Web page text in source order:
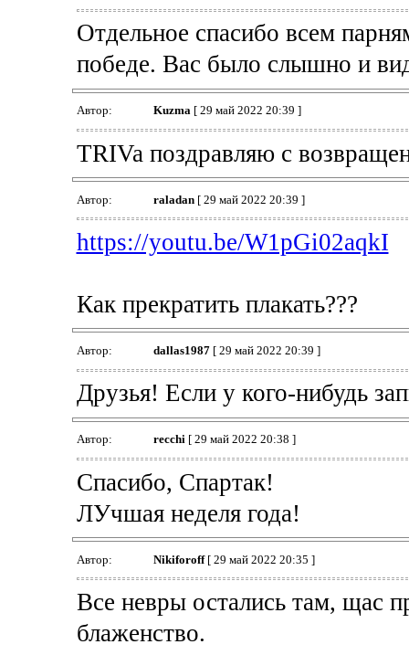
Отдельное спасибо всем
победе. Вас было слышно и
Автор: Kuzma[ 29 май 2022 20:39 ]
TRIVa поздравляю с
Автор: raladan[ 29 май 2022 20:39 ]
https://youtu.be/W1pGi02aqkI
Как прекратить плакать???
Автор: dallas1987[ 29 май 2022 20:39 ]
Друзья! Если у кого-нибудь
Автор: recchi[ 29 май 2022 20:38 ]
Спасибо, Спартак!
ЛУчшая неделя года!
Автор: Nikiforoff[ 29 май 2022 20:35 ]
Все невры остались там, щас
блаженство.